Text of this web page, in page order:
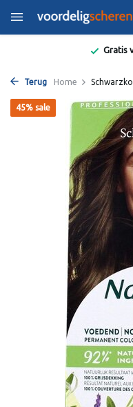
Gratis
Terug Home
45% sale